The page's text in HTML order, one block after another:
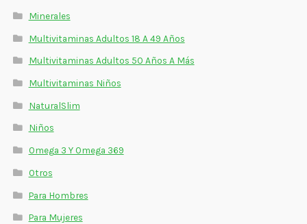
Minerales
Multivitaminas Adultos 18 A 49 Años
Multivitaminas Adultos 50 Años A Más
Multivitaminas Niños
NaturalSlim
Niños
Omega 3 Y Omega 369
Otros
Para Hombres
Para Mujeres